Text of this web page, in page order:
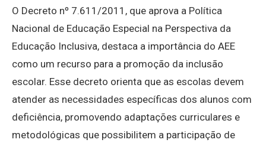
O Decreto nº 7.611/2011, que aprova a Política
Nacional de Educação Especial na Perspectiva da
Educação Inclusiva, destaca a importância do AEE
como um recurso para a promoção da inclusão
escolar. Esse decreto orienta que as escolas devem
atender as necessidades específicas dos alunos com
deficiência, promovendo adaptações curriculares e
metodológicas que possibilitem a participação de